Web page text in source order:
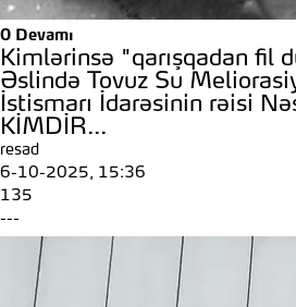
0 Devamı
Kimlərinsə "qarışqadan fil
Əslində Tovuz Su
İstismarı İdarəsinin rəisi
KİMDİR...
resad
6-10-2025, 15:36
135
---